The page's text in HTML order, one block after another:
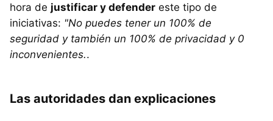
hora de justificar y defender este tipo de
iniciativas: "No puedes tener un 100% de
seguridad y también un 100% de privacidad y 0
inconvenientes..
Las autoridades dan explicaciones